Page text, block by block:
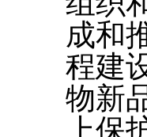
成和
程建
物新
上保